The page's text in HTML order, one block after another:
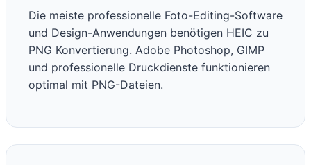
Die meiste professionelle Foto-Editing-Software
und Design-Anwendungen benötigen HEIC zu
PNG Konvertierung. Adobe Photoshop, GIMP
und professionelle Druckdienste funktionieren
optimal mit PNG-Dateien.